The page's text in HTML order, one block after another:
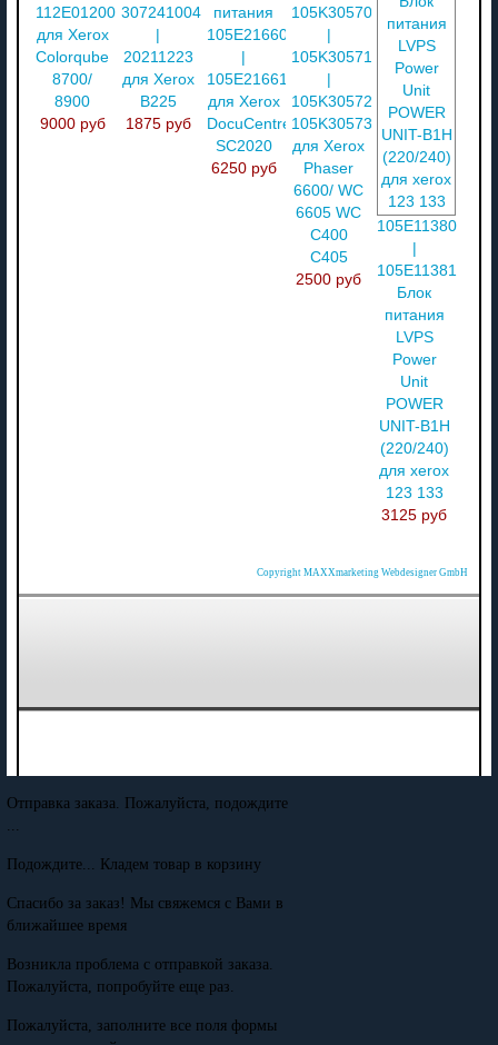
112E01200
для Xerox
Colorqube
8700/
8900
9000 руб
307241004904L90756
|
20211223
для Xerox
B225
1875 руб
питания
105E21660
|
105E21661
для Xerox
DocuCentre
SC2020
6250 руб
105K30570
|
105K30571
|
105K30572
105K30573
для Xerox
Phaser
6600/ WC
6605 WC
C400
C405
2500 руб
105E11380
105E11381
Блок
питания
LVPS
Power
Unit
POWER
UNIT-B1H
(220/240)
для xerox
123 133
3125 руб
Copyright MAXXmarketing Webdesigner GmbH
Отправка заказа. Пожалуйста, подождите
Подождите... Кладем товар в корзину
Спасибо за заказ! Мы свяжемся с Вами в
ближайшее время
Возникла проблема с отправкой заказа.
Пожалуйста, попробуйте еще раз.
Пожалуйста, заполните все поля формы